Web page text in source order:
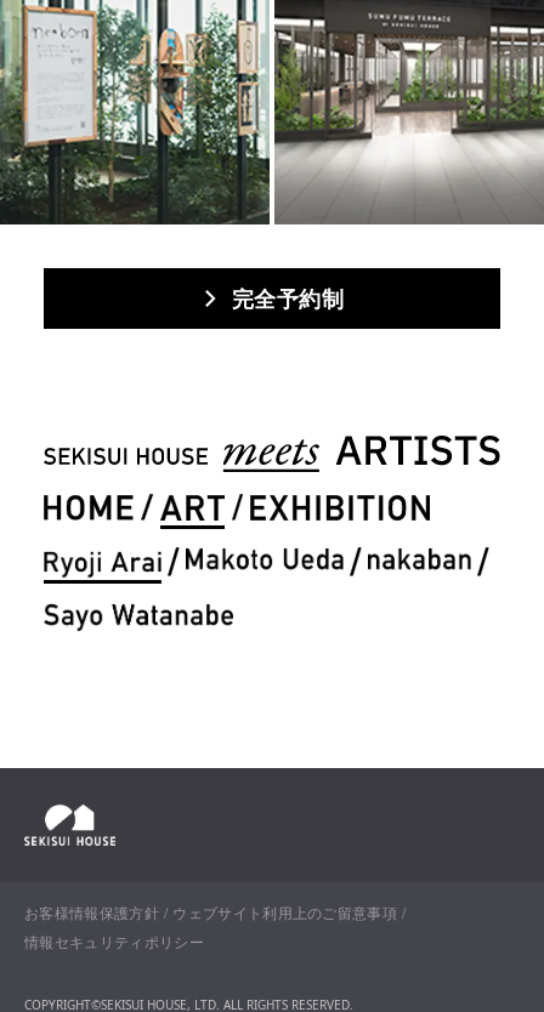
完全予約制
お客様情報保護方針
ウェブサイト利用上のご留意事項
情報セキュリティポリシー
COPYRIGHT©SEKISUI HOUSE, LTD. ALL RIGHTS RESERVED.